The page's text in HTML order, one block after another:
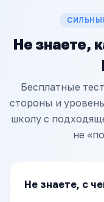
Не знаете,
Бесплатные
стороны и
школу с
не
Не знаете, с